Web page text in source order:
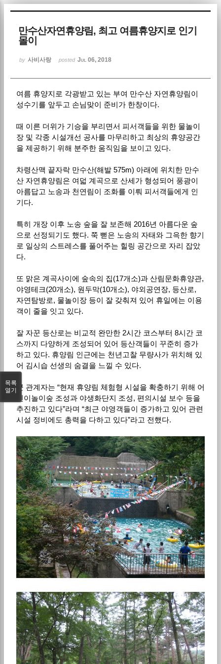
만수산자연휴양림, 최고 여름휴양지로 인기
몰이
by 사비사랑 posted Jul 06, 2018
여름 휴양지로 각광받고 있는 부여 만수산 자연휴양림이
성수기를 앞두고 손님맞이 준비가 한창이다.
때 이른 더위가 기승을 부리면서 피서객들을 위한 물놀이
장 및 각종 시설개선 공사를 마무리하고 최상의 휴양공간
을 제공하기 위해 분주한 움직임을 보이고 있다.
차령산맥 끝자락 만수산(해발 575m) 아래에 위치한 만수
산 자연휴양림은 여덟 계곡으로 산세가 형성되어 풍광이
아름답고 노송과 천연림이 조화를 이뤄 피서객들에게 인
기다.
특히 개장 이후 노송 숲을 잘 보존해 2016년 아름다운 숲
으로 선정되기도 했다. 쭉 뻗은 노송의 자태와 그윽한 향기
로 일상의 스트레스를 풀어주는 힐링 공간으로 자리 잡았
다.
또 맑은 계곡사이에 숲속의 집(17개소)과 산림문화휴양관,
야영테크(20개소), 원두막(10개소), 야외공연장, 등산로,
자연탐방로, 물놀이장 등이 잘 갖춰져 있어 휴일에는 이용
객이 줄을 잇고 있다.
잘 자꾼 등산로는 비교적 완만한 2시간 코스부터 8시간 코
스까지 다양하게 조성되어 있어 등산객들이 꾸준히 증가
하고 있다. 휴양림 인근에는 천년고찰 무량사가 위치해 있
어 김시습 선생의 숨결을 느낄 수 있다.
군 관계자는 “현재 휴양림 체험형 시설을 확충하기 위해 어
린이놀이숲 조성과 야생화단지 조성, 편의시설 보수 등을
추진하고 있다”라며 “최근 야영객들이 증가하고 있어 관련
시설 정비에도 총력을 다하고 있다”라고 전했다.
목록
열기
Sketchbook5, 스케치북5
Sketchbook5, 스케치북5